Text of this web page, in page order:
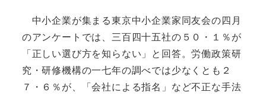
中小企業が集まる東京中小企業家同友会の四月
のアンケートでは、三百四十五社の５０・１％が
「正しい選び方を知らない」と回答。労働政策研
究・研修機構の一七年の調べでは少なくとも２
７・６％が、「会社による指名」など不正な手法